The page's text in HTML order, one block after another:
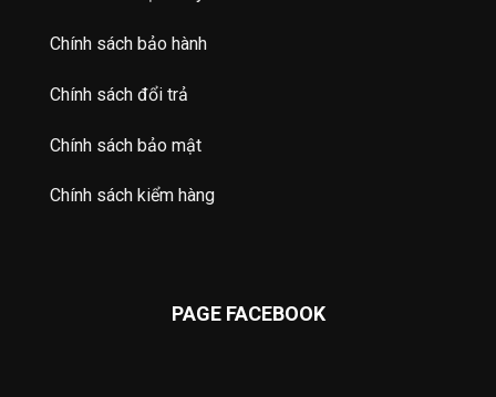
Chính sách bảo hành
Chính sách đổi trả
Chính sách bảo mật
Chính sách kiểm hàng
PAGE FACEBOOK